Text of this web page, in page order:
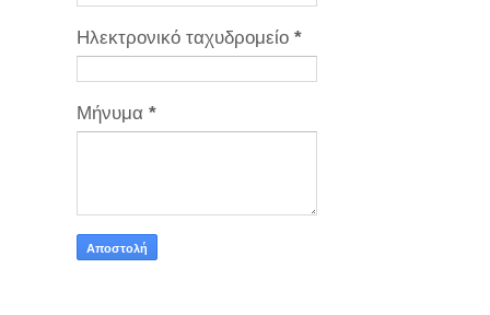
Ηλεκτρονικό ταχυδρομείο *
Μήνυμα *